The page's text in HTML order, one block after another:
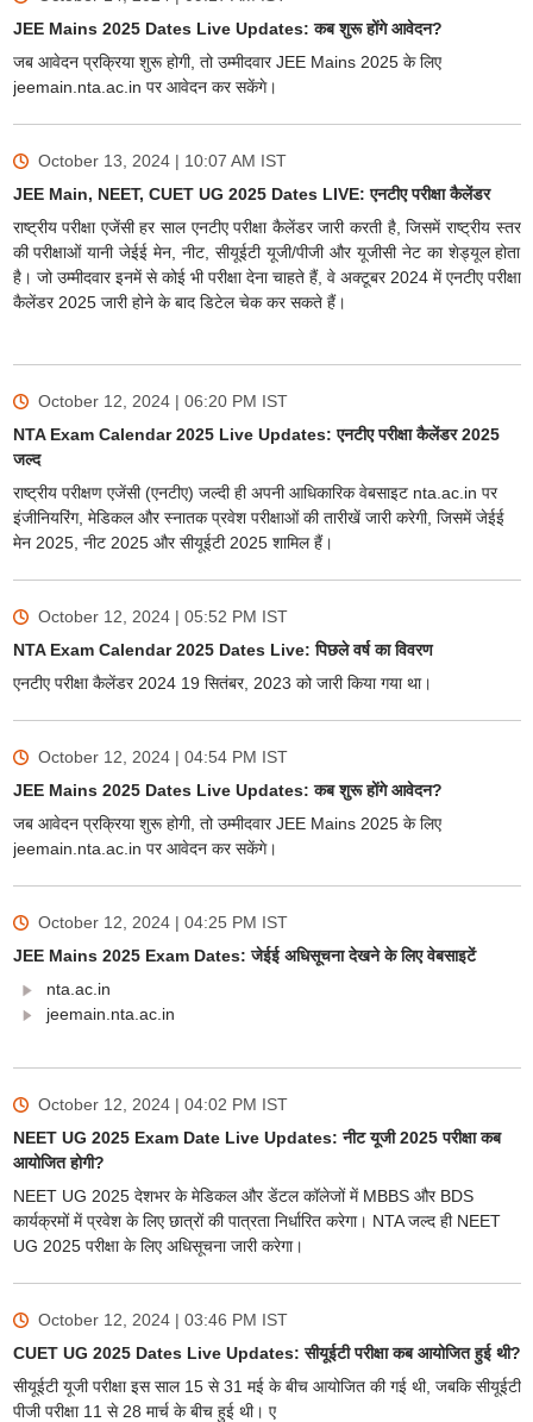
JEE Mains 2025 Dates Live Updates: कब शुरू होंगे आवेदन?
जब आवेदन प्रक्रिया शुरू होगी, तो उम्मीदवार JEE Mains 2025 के लिए
jeemain.nta.ac.in पर आवेदन कर सकेंगे।
October 13, 2024 | 10:07 AM IST
JEE Main, NEET, CUET UG 2025 Dates LIVE: एनटीए परीक्षा कैलेंडर
राष्ट्रीय परीक्षा एजेंसी हर साल एनटीए परीक्षा कैलेंडर जारी करती है, जिसमें राष्ट्रीय स्तर
की परीक्षाओं यानी जेईई मेन, नीट, सीयूईटी यूजी/पीजी और यूजीसी नेट का शेड्यूल होता
है। जो उम्मीदवार इनमें से कोई भी परीक्षा देना चाहते हैं, वे अक्टूबर 2024 में एनटीए परीक्षा
कैलेंडर 2025 जारी होने के बाद डिटेल चेक कर सकते हैं।
October 12, 2024 | 06:20 PM IST
NTA Exam Calendar 2025 Live Updates: एनटीए परीक्षा कैलेंडर 2025
जल्द
राष्ट्रीय परीक्षण एजेंसी (एनटीए) जल्दी ही अपनी आधिकारिक वेबसाइट nta.ac.in पर
इंजीनियरिंग, मेडिकल और स्नातक प्रवेश परीक्षाओं की तारीखें जारी करेगी, जिसमें जेईई
मेन 2025, नीट 2025 और सीयूईटी 2025 शामिल हैं।
October 12, 2024 | 05:52 PM IST
NTA Exam Calendar 2025 Dates Live: पिछले वर्ष का विवरण
एनटीए परीक्षा कैलेंडर 2024 19 सितंबर, 2023 को जारी किया गया था।
October 12, 2024 | 04:54 PM IST
JEE Mains 2025 Dates Live Updates: कब शुरू होंगे आवेदन?
जब आवेदन प्रक्रिया शुरू होगी, तो उम्मीदवार JEE Mains 2025 के लिए
jeemain.nta.ac.in पर आवेदन कर सकेंगे।
October 12, 2024 | 04:25 PM IST
JEE Mains 2025 Exam Dates: जेईई अधिसूचना देखने के लिए वेबसाइटें
nta.ac.in
jeemain.nta.ac.in
October 12, 2024 | 04:02 PM IST
NEET UG 2025 Exam Date Live Updates: नीट यूजी 2025 परीक्षा कब
आयोजित होगी?
NEET UG 2025 देशभर के मेडिकल और डेंटल कॉलेजों में MBBS और BDS
कार्यक्रमों में प्रवेश के लिए छात्रों की पात्रता निर्धारित करेगा। NTA जल्द ही NEET
UG 2025 परीक्षा के लिए अधिसूचना जारी करेगा।
October 12, 2024 | 03:46 PM IST
CUET UG 2025 Dates Live Updates: सीयूईटी परीक्षा कब आयोजित हुई थी?
सीयूईटी यूजी परीक्षा इस साल 15 से 31 मई के बीच आयोजित की गई थी, जबकि सीयूईटी
पीजी परीक्षा 11 से 28 मार्च के बीच हुई थी। ए